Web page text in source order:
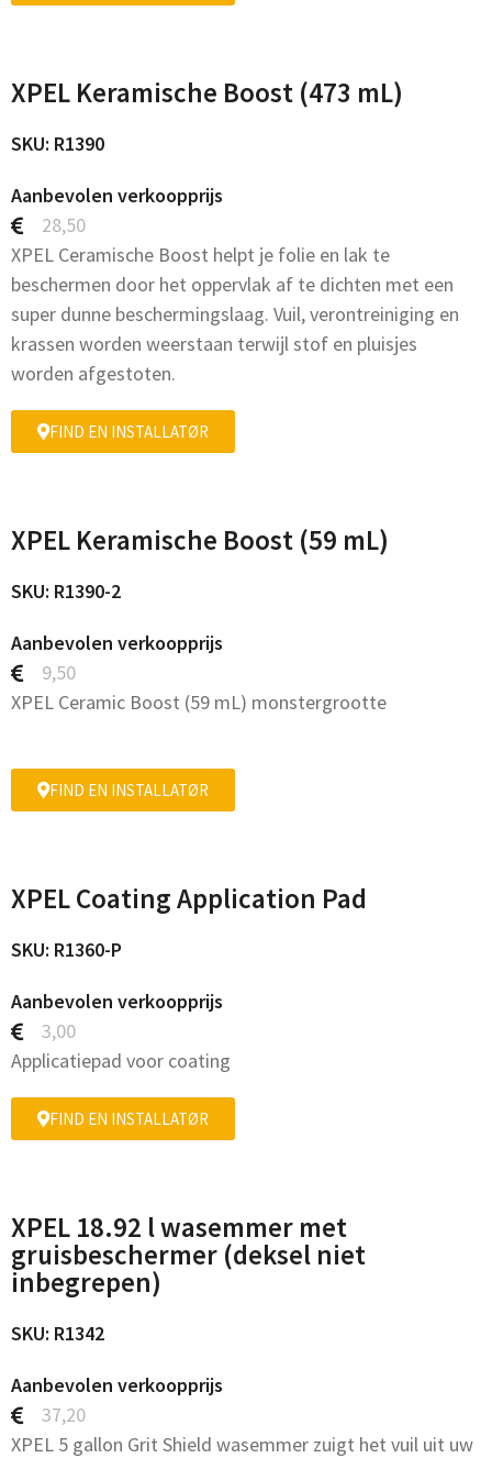
XPEL Keramische Boost (473 mL)
SKU: R1390
Aanbevolen verkoopprijs
28,50
XPEL Ceramische Boost helpt je folie en lak te
beschermen door het oppervlak af te dichten met een
super dunne beschermingslaag. Vuil, verontreiniging en
krassen worden weerstaan terwijl stof en pluisjes
worden afgestoten.
FIND EN INSTALLATØR
XPEL Keramische Boost (59 mL)
SKU: R1390-2
Aanbevolen verkoopprijs
9,50
XPEL Ceramic Boost (59 mL) monstergrootte
FIND EN INSTALLATØR
XPEL Coating Application Pad
SKU: R1360-P
Aanbevolen verkoopprijs
3,00
Applicatiepad voor coating
FIND EN INSTALLATØR
XPEL 18.92 l wasemmer met
gruisbeschermer (deksel niet
inbegrepen)
SKU: R1342
Aanbevolen verkoopprijs
37,20
XPEL 5 gallon Grit Shield wasemmer zuigt het vuil uit uw